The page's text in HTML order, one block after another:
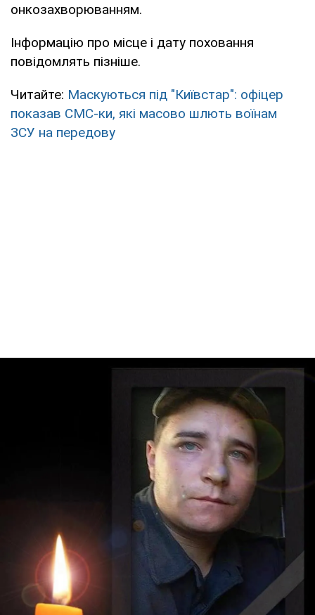
онкозахворюванням.
Інформацію про місце і дату поховання
повідомлять пізніше.
Читайте: Маскуються під "Київстар": офіцер
показав СМС-ки, які масово шлють воїнам
ЗСУ на передову